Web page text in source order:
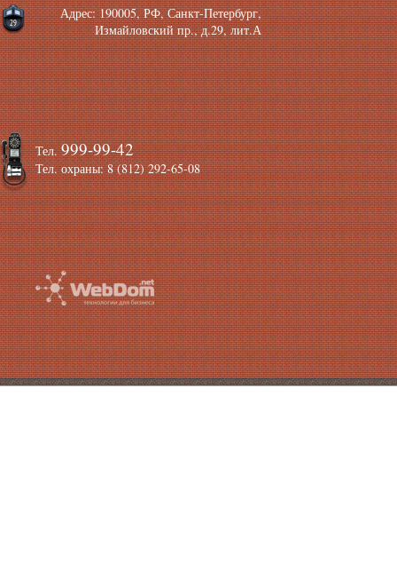
Тел.999-99-42
Тел. охраны: 8 (812) 292-65-08
Адрес: 190005, РФ, Санкт-Петербург,
Измайловский пр., д.29, лит.А